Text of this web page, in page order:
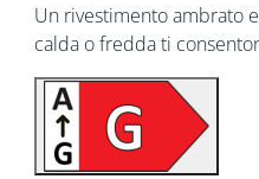
Un rivestimento ambrato
calda o fredda ti
adatta grazie a questa
Filament bianca tunabel
l'app WiZ o la tua voce
luminosità o per utilizzare